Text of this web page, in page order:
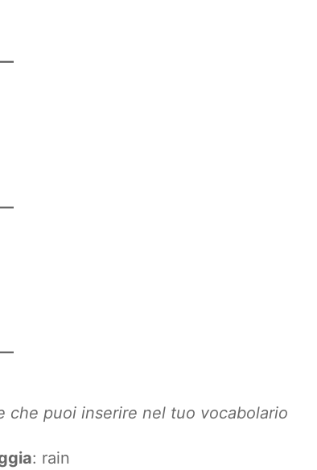
che puoi inserire nel tuo vocabolario
: rain